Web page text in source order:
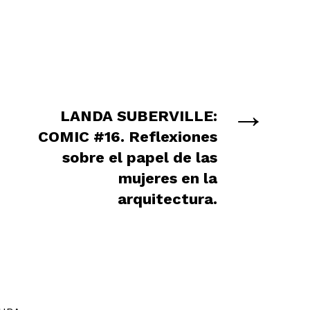
LANDA SUBERVILLE:
COMIC #16. Reflexiones
sobre el papel de las
mujeres en la
arquitectura.
→